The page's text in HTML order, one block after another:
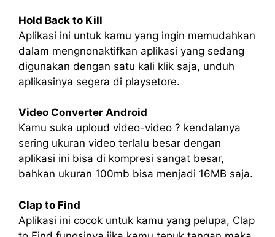
Hold Back to Kill
Aplikasi ini untuk kamu yang ingin memudahkan
dalam mengnonaktifkan aplikasi yang sedang
digunakan dengan satu kali klik saja, unduh
aplikasinya segera di playsetore.
Video Converter Android
Kamu suka uploud video-video ? kendalanya
sering ukuran video terlalu besar dengan
aplikasi ini bisa di kompresi sangat besar,
bahkan ukuran 100mb bisa menjadi 16MB saja.
Clap to Find
Aplikasi ini cocok untuk kamu yang pelupa, Clap